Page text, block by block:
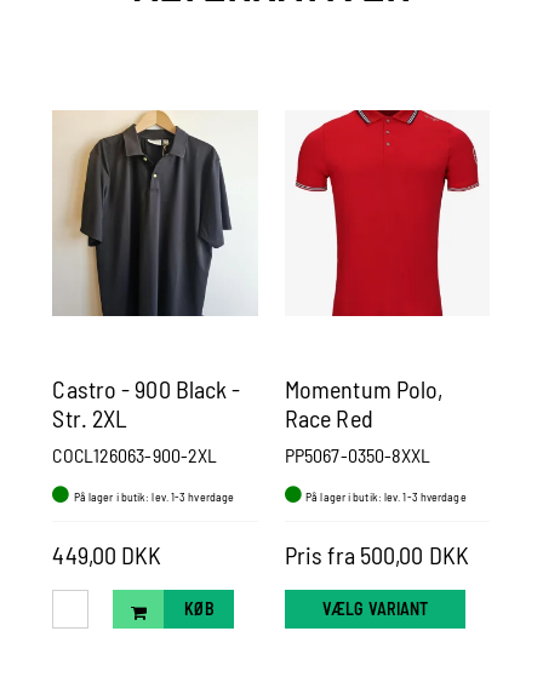
Castro - 900 Black -
Str. 2XL
COCL126063-900-2XL
På lager i butik: lev. 1-3 hverdage
449,00 DKK
KØB
Momentum Polo,
Race Red
PP5067-0350-8XXL
På lager i butik: lev. 1-3 hverdage
Pris fra 500,00 DKK
VÆLG VARIANT